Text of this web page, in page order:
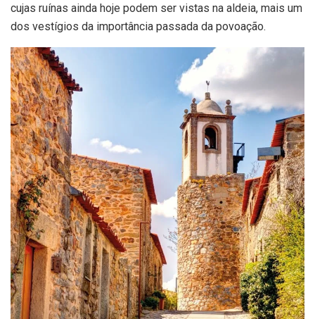
cujas ruínas ainda hoje podem ser vistas na aldeia, mais um
dos vestígios da importância passada da povoação.